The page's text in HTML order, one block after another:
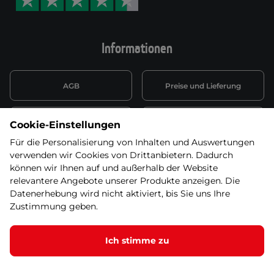
Informationen
AGB Preise und Lieferung
Datenschutzerklärung
Wiederufsbelehrung mit Link
zum Formular
Batterieentsorgung
Informationen zu Elektro-
und Elektonikgeräten
Widerruf erklären
Cookie-Einstellungen
Für die Personalisierung von Inhalten und Auswertungen
verwenden wir Cookies von Drittanbietern. Dadurch
können wir Ihnen auf und außerhalb der Website
relevantere Angebote unserer Produkte anzeigen. Die
Datenerhebung wird nicht aktiviert, bis Sie uns Ihre
Zustimmung geben.
Ich stimme zu